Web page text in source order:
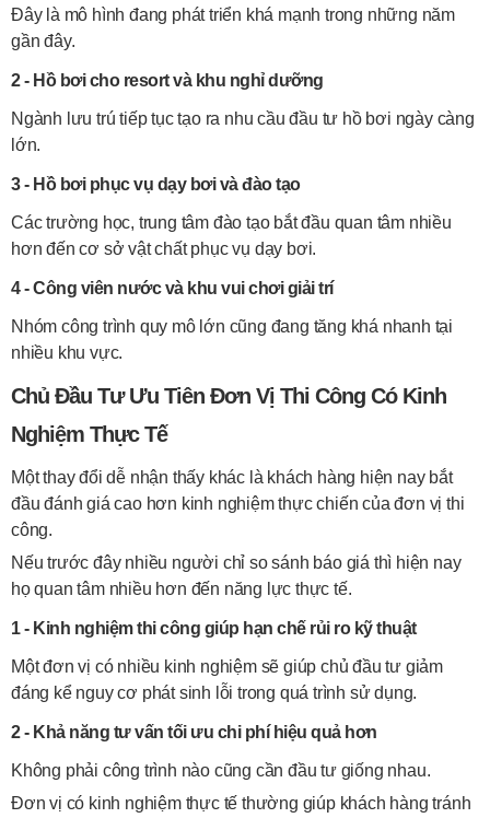
Đây là mô hình đang phát triển khá mạnh trong những năm
gần đây.
2 - Hồ bơi cho resort và khu nghỉ dưỡng
Ngành lưu trú tiếp tục tạo ra nhu cầu đầu tư hồ bơi ngày càng
lớn.
3 - Hồ bơi phục vụ dạy bơi và đào tạo
Các trường học, trung tâm đào tạo bắt đầu quan tâm nhiều
hơn đến cơ sở vật chất phục vụ dạy bơi.
4 - Công viên nước và khu vui chơi giải trí
Nhóm công trình quy mô lớn cũng đang tăng khá nhanh tại
nhiều khu vực.
Chủ Đầu Tư Ưu Tiên Đơn Vị Thi Công Có Kinh
Nghiệm Thực Tế
Một thay đổi dễ nhận thấy khác là khách hàng hiện nay bắt
đầu đánh giá cao hơn kinh nghiệm thực chiến của đơn vị thi
công.
Nếu trước đây nhiều người chỉ so sánh báo giá thì hiện nay
họ quan tâm nhiều hơn đến năng lực thực tế.
1 - Kinh nghiệm thi công giúp hạn chế rủi ro kỹ thuật
Một đơn vị có nhiều kinh nghiệm sẽ giúp chủ đầu tư giảm
đáng kể nguy cơ phát sinh lỗi trong quá trình sử dụng.
2 - Khả năng tư vấn tối ưu chi phí hiệu quả hơn
Không phải công trình nào cũng cần đầu tư giống nhau.
Đơn vị có kinh nghiệm thực tế thường giúp khách hàng tránh